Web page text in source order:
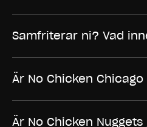
Samfriterar ni? Vad
Är No Chicken
Är No Chicken